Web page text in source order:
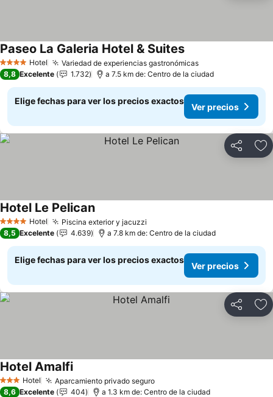
4 EstrellasHotel Variedad de experiencias gastronómicasVer precios
Paseo La Galeria Hotel & SuitesVer precios
8,8 Excelente 1.732 a 7.5 km de: Centro de la ciudad
Elige fechas para ver los precios exactos
Ver precios
Compartir
4 EstrellasHotel Piscina exterior y jacuzzi
Hotel Le PelicanVer precios
8,5 Excelente 4.639 a 7.8 km de: Centro de la ciudad
Elige fechas para ver los precios exactos
Ver precios
Compartir
3 Estrellas
Hotel Aparcamiento privado seguroVer precios
Hotel AmalfiVer precios
8,6 Excelente 404 a 1.3 km de: Centro de la ciudad